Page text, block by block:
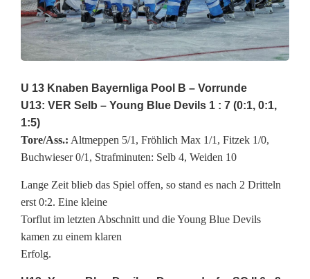
g
B
l
u
e
D
v
i
l
s
U 13 Knaben Bayernliga Pool B – Vorrunde
U13: VER Selb – Young Blue Devils 1 : 7 (0:1, 0:1,
1:5)
Tore/Ass.: Altmeppen 5/1, Fröhlich Max 1/1, Fitzek 1/0,
Buchwieser 0/1, Strafminuten: Selb 4, Weiden 10
Lange Zeit blieb das Spiel offen, so stand es nach 2 Dritteln
erst 0:2. Eine kleine
Torflut im letzten Abschnitt und die Young Blue Devils
kamen zu einem klaren
Erfolg.